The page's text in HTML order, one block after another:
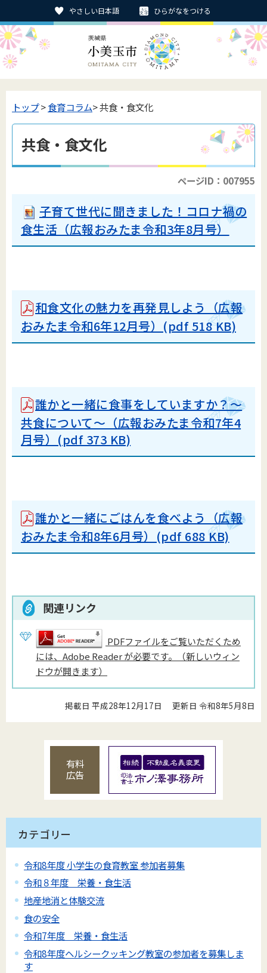
やさしい日本語 ひらがなをつける
トップ>食育コラム> 共食・食文化
共食・食文化
ページID：007955
子育て世代に聞きました！コロナ禍の
食生活（広報おみたま令和3年8月号）
和食文化の魅力を再発見しよう（広報
おみたま令和6年12月号）(pdf 518 KB)
誰かと一緒に食事をしていますか？～
共食について～（広報おみたま令和7年4
月号）(pdf 373 KB)
誰かと一緒にごはんを食べよう（広報
おみたま令和8年6月号）(pdf 688 KB)
関連リンク
PDFファイルをご覧いただくため
には、Adobe Reader が必要です。（新しいウィン
ドウが開きます）
掲載日 平成28年12月17日 更新日 令和8年5月8日
有料
広告
カテゴリー
令和8年度 小学生の食育教室 参加者募集
令和８年度 栄養・食生活
地産地消と体験交流
食の安全
令和7年度 栄養・食生活
令和8年度ヘルシークッキング教室の参加者を募集しま
す